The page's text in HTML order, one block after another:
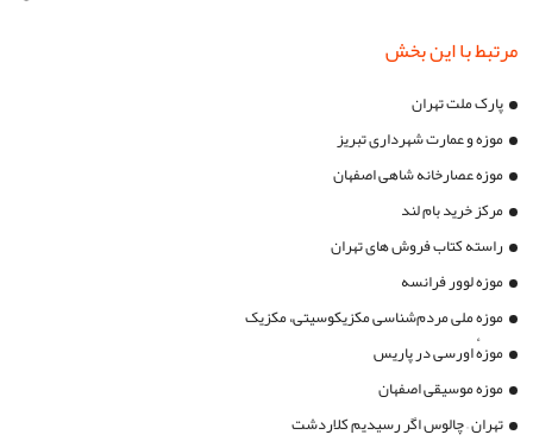
مرتبط با این بخش
پارک ملت تهران
موزه و عمارت شهرداری تبریز
موزه عصارخانه شاهی اصفهان
مرکز خرید بام لند
راسته کتاب فروش های تهران
موزه لوور فرانسه
موزه ملی مردم‌شناسی مکزیکوسیتی، مکزیک
موزهٔ اورسی در پاریس
موزه موسیقی اصفهان
تهران – چالوس اگر رسیدیم کلاردشت